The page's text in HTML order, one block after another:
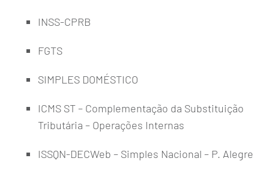
INSS-CPRB
FGTS
SIMPLES DOMÉSTICO
ICMS ST – Complementação da Substituição
Tributária – Operações Internas
ISSQN-DECWeb – Simples Nacional – P. Alegre